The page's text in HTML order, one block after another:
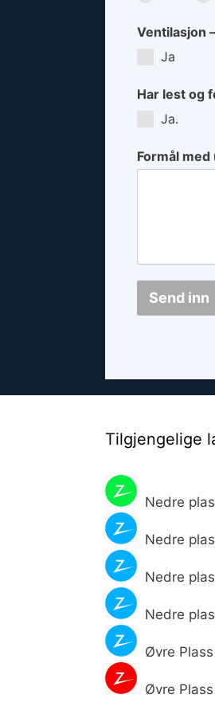
Ventilasjon
Ja
Har lest og
Ja.
Formål med
Send inn
Tilgjengelige
Nedre
Nedre
Nedre
Nedre
Øvre Plass
Øvre